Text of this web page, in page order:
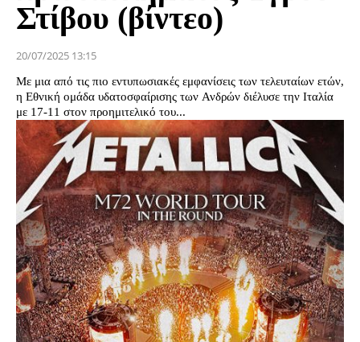
Στίβου (βίντεο)
20/07/2025 13:15
Με μια από τις πιο εντυπωσιακές εμφανίσεις των τελευταίων ετών,
η Εθνική ομάδα υδατοσφαίρισης των Ανδρών διέλυσε την Ιταλία
με 17-11 στον προημιτελικό του...